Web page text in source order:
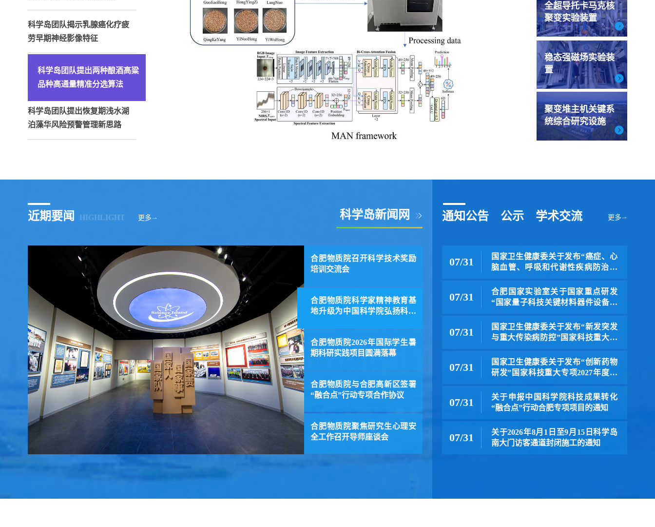
科学岛团队揭示乳腺癌化疗疲
劳早期神经影像特征
科学岛团队提出两种酿酒高粱
品种高通量精准分选算法
科学岛团队提出恢复期浅水湖
泊藻华风险预警管理新思路
全超导托卡马克核
聚变实验装置
稳态强磁场实验装
置
聚变堆主机关键系
统综合研究设施
近期要闻 HIGHLIGHT 更多 科学岛新闻网
合肥物质院召开科学技术奖励
培训交流会
合肥物质院科学家精神教育基
地升级为中国科学院弘扬科学
合肥物质院2026年国际学生暑
期科研实践项目圆满落幕
合肥物质院与合肥高新区签署
“融合点”行动专项合作协议
合肥物质院聚焦研究生心理安
全工作召开导师座谈会
通知公告 公示 学术交流 更多
07/31
国家卫生健康委关于发布“癌症、心
脑血管、呼吸和代谢性疾病防治研
07/31
合肥国家实验室关于国家重点研发
“国家量子科技关键材料器件设备研
07/31
国家卫生健康委关于发布“新发突发
与重大传染病防控”国家科技重大专
07/31
国家卫生健康委关于发布“创新药物
研发”国家科技重大专项2027年度项
07/31
关于申报中国科学院科技成果转化
“融合点”行动合肥专项项目的通知
07/31
关于2026年8月1日至9月15日科学岛
南大门访客通道封闭施工的通知